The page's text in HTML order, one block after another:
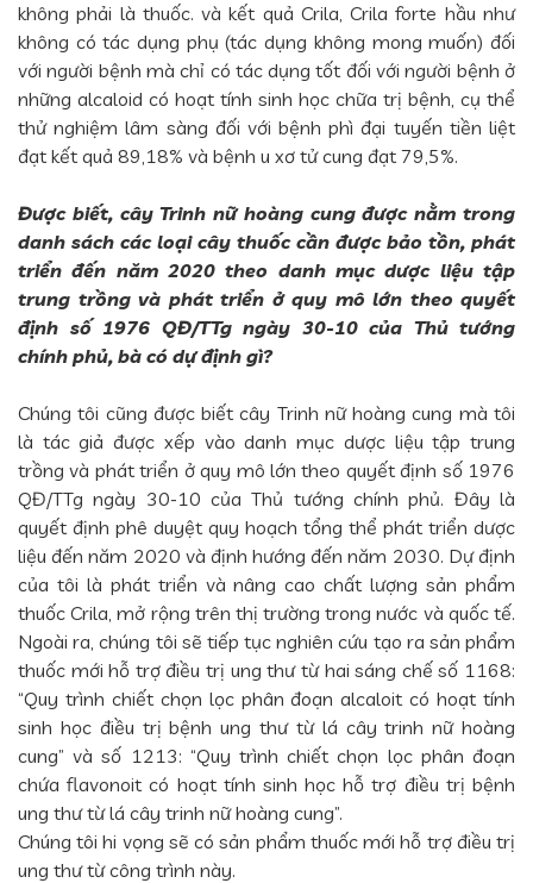
không phải là thuốc. và kết quả Crila, Crila forte hầu như
không có tác dụng phụ (tác dụng không mong muốn) đối
với người bệnh mà chỉ có tác dụng tốt đối với người bệnh ở
những alcaloid có hoạt tính sinh học chữa trị bệnh, cụ thể
thử nghiệm lâm sàng đối với bệnh phì đại tuyến tiền liệt
đạt kết quả 89,18% và bệnh u xơ tử cung đạt 79,5%.
Được biết, cây Trinh nữ hoàng cung được nằm trong
danh sách các loại cây thuốc cần được bảo tồn, phát
triển đến năm 2020 theo danh mục dược liệu tập
trung trồng và phát triển ở quy mô lớn theo quyết
định số 1976 QĐ/TTg ngày 30-10 của Thủ tướng
chính phủ, bà có dự định gì?
Chúng tôi cũng được biết cây Trinh nữ hoàng cung mà tôi
là tác giả được xếp vào danh mục dược liệu tập trung
trồng và phát triển ở quy mô lớn theo quyết định số 1976
QĐ/TTg ngày 30-10 của Thủ tướng chính phủ. Đây là
quyết định phê duyệt quy hoạch tổng thể phát triển dược
liệu đến năm 2020 và định hướng đến năm 2030. Dự định
của tôi là phát triển và nâng cao chất lượng sản phẩm
thuốc Crila, mở rộng trên thị trường trong nước và quốc tế.
Ngoài ra, chúng tôi sẽ tiếp tục nghiên cứu tạo ra sản phẩm
thuốc mới hỗ trợ điều trị ung thư từ hai sáng chế số 1168:
“Quy trình chiết chọn lọc phân đoạn alcaloit có hoạt tính
sinh học điều trị bệnh ung thư từ lá cây trinh nữ hoàng
cung” và số 1213: “Quy trình chiết chọn lọc phân đoạn
chứa flavonoit có hoạt tính sinh học hỗ trợ điều trị bệnh
ung thư từ lá cây trinh nữ hoàng cung”.
Chúng tôi hi vọng sẽ có sản phẩm thuốc mới hỗ trợ điều trị
ung thư từ công trình này.